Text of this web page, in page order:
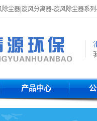
尘器|旋风分离器-旋风除尘器系
产品中心